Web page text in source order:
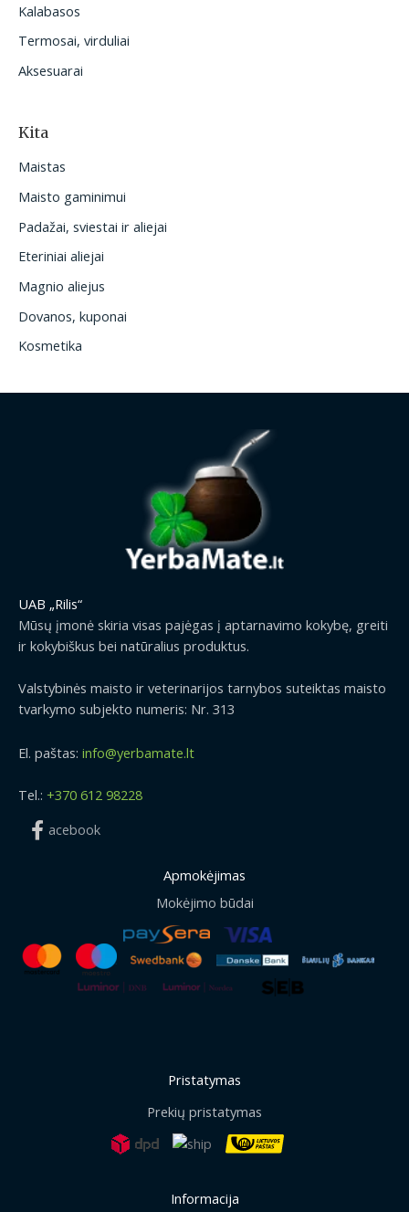
Kalabasos
Termosai, virduliai
Aksesuarai
Kita
Maistas
Maisto gaminimui
Padažai, sviestai ir aliejai
Eteriniai aliejai
Magnio aliejus
Dovanos, kuponai
Kosmetika
UAB „Rilis“
Mūsų įmonė skiria visas pajėgas į aptarnavimo kokybę, greiti
ir kokybiškus bei natūralius produktus.
Valstybinės maisto ir veterinarijos tarnybos suteiktas maisto
tvarkymo subjekto numeris: Nr. 313
El. paštas: info@yerbamate.lt
Tel.: +370 612 98228
acebook
Apmokėjimas
Mokėjimo būdai
Pristatymas
Prekių pristatymas
Informacija